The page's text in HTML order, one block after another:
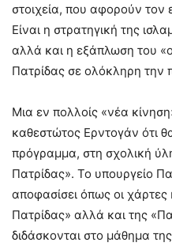
στοιχεία, που αφορούν
Είναι η στρατηγική της
αλλά και η εξάπλωση του
Πατρίδας σε ολόκληρη την
Μια εν πολλοίς «νέα
καθεστώτος Ερντογάν ότι
πρόγραμμα, στη σχολική
Πατρίδας». Το υπουργείο
αποφασίσει όπως οι χάρτες
Πατρίδας» αλλά και της
διδάσκονται στο μάθημα